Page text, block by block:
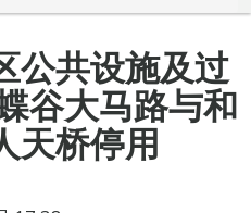
公共设施及过
谷大马路与和
天桥停用